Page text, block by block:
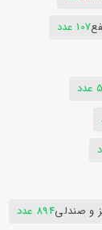
107 عدد
و صندلی894 عدد